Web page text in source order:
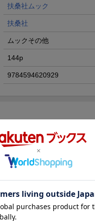
扶桑社ムック
扶桑社
ムックその他
144p
9784594620929
より）
由でいい。
むための住まいづくりのアイ
も変わります。好きなもの